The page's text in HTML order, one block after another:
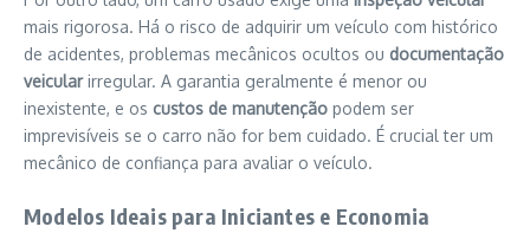
mais rigorosa. Há o risco de adquirir um veículo com histórico
de acidentes, problemas mecânicos ocultos ou documentação
veicularirregular. A garantia geralmente é menor ou
inexistente, e os custos de manutenção podem ser
imprevisíveis se o carro não for bem cuidado. É crucial ter um
mecânico de confiança para avaliar o veículo.
Modelos Ideais para Iniciantes e Economia